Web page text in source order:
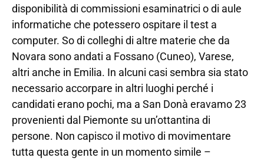
disponibilità di commissioni esaminatrici o di aule
informatiche che potessero ospitare il test a
computer. So di colleghi di altre materie che da
Novara sono andati a Fossano (Cuneo), Varese,
altri anche in Emilia. In alcuni casi sembra sia stato
necessario accorpare in altri luoghi perché i
candidati erano pochi, ma a San Donà eravamo 23
provenienti dal Piemonte su un’ottantina di
persone. Non capisco il motivo di movimentare
tutta questa gente in un momento simile –